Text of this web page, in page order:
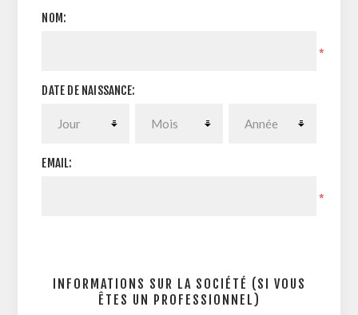
NOM:
*
DATE DE NAISSANCE:
EMAIL:
*
INFORMATIONS SUR LA SOCIÉTÉ (SI VOUS
ÊTES UN PROFESSIONNEL)